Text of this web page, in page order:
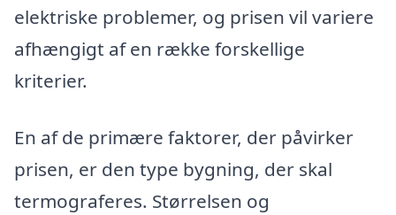
elektriske problemer, og prisen vil variere
afhængigt af en række forskellige
kriterier.
En af de primære faktorer, der påvirker
prisen, er den type bygning, der skal
termograferes. Størrelsen og